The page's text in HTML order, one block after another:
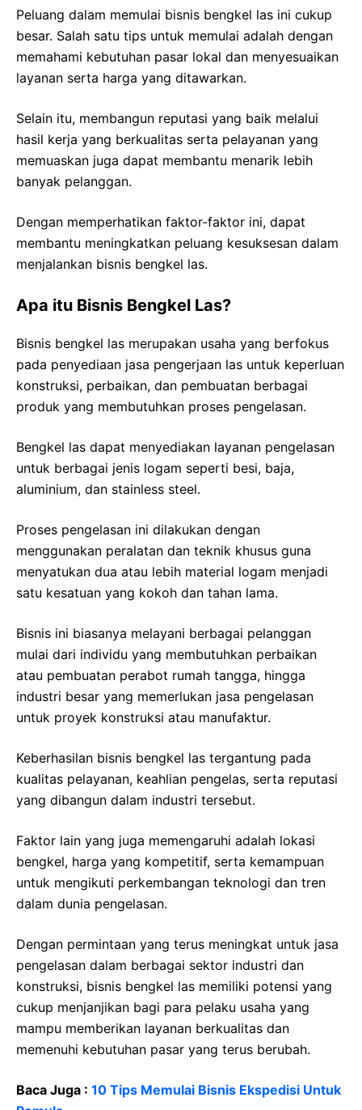
Peluang dalam memulai bisnis bengkel las ini cukup
besar. Salah satu tips untuk memulai adalah dengan
memahami kebutuhan pasar lokal dan menyesuaikan
layanan serta harga yang ditawarkan.
Selain itu, membangun reputasi yang baik melalui
hasil kerja yang berkualitas serta pelayanan yang
memuaskan juga dapat membantu menarik lebih
banyak pelanggan.
Dengan memperhatikan faktor-faktor ini, dapat
membantu meningkatkan peluang kesuksesan dalam
menjalankan bisnis bengkel las.
Apa itu Bisnis Bengkel Las?
Bisnis bengkel las merupakan usaha yang berfokus
pada penyediaan jasa pengerjaan las untuk keperluan
konstruksi, perbaikan, dan pembuatan berbagai
produk yang membutuhkan proses pengelasan.
Bengkel las dapat menyediakan layanan pengelasan
untuk berbagai jenis logam seperti besi, baja,
aluminium, dan stainless steel.
Proses pengelasan ini dilakukan dengan
menggunakan peralatan dan teknik khusus guna
menyatukan dua atau lebih material logam menjadi
satu kesatuan yang kokoh dan tahan lama.
Bisnis ini biasanya melayani berbagai pelanggan
mulai dari individu yang membutuhkan perbaikan
atau pembuatan perabot rumah tangga, hingga
industri besar yang memerlukan jasa pengelasan
untuk proyek konstruksi atau manufaktur.
Keberhasilan bisnis bengkel las tergantung pada
kualitas pelayanan, keahlian pengelas, serta reputasi
yang dibangun dalam industri tersebut.
Faktor lain yang juga memengaruhi adalah lokasi
bengkel, harga yang kompetitif, serta kemampuan
untuk mengikuti perkembangan teknologi dan tren
dalam dunia pengelasan.
Dengan permintaan yang terus meningkat untuk jasa
pengelasan dalam berbagai sektor industri dan
konstruksi, bisnis bengkel las memiliki potensi yang
cukup menjanjikan bagi para pelaku usaha yang
mampu memberikan layanan berkualitas dan
memenuhi kebutuhan pasar yang terus berubah.
Baca Juga : 10 Tips Memulai Bisnis Ekspedisi Untuk